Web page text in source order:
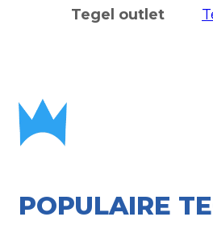
Tegel outlet
POPULAIRE